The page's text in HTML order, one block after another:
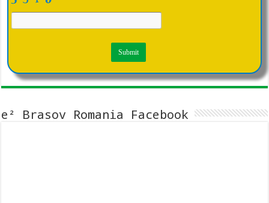
e² Brasov Romania Facebook